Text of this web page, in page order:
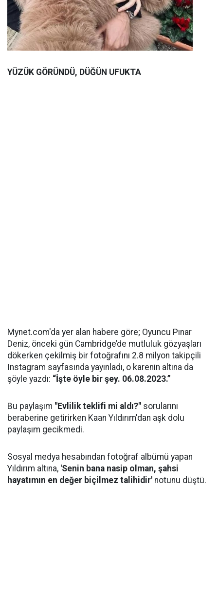
YÜZÜK GÖRÜNDÜ, DÜĞÜN UFUKTA
Mynet.com'da yer alan habere göre; Oyuncu Pınar
Deniz, önceki gün Cambridge’de mutluluk gözyaşları
dökerken çekilmiş bir fotoğrafını 2.8 milyon takipçili
Instagram sayfasında yayınladı, o karenin altına da
şöyle yazdı: “İşte öyle bir şey. 06.08.2023.”
Bu paylaşım "Evlilik teklifi mi aldı?" sorularını
beraberine getirirken Kaan Yıldırım'dan aşk dolu
paylaşım gecikmedi.
Sosyal medya hesabından fotoğraf albümü yapan
Yıldırım altına, 'Senin bana nasip olman, şahsi
hayatımın en değer biçilmez talihidir' notunu düştü.